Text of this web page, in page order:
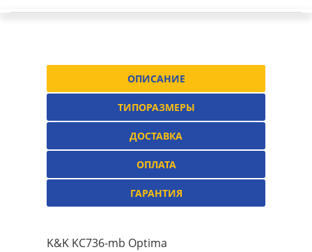
ОПИСАНИЕ
ТИПОРАЗМЕРЫ
ДОСТАВКА
ОПЛАТА
ГАРАНТИЯ
K&K KC736-mb Optima